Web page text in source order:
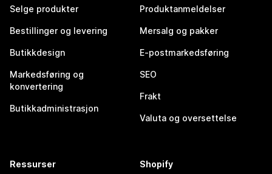
Selge produkter
Bestillinger og levering
Butikkdesign
Markedsføring og
konvertering
Butikkadministrasjon
Produktanmeldelser
Mersalg og pakker
E-postmarkedsføring
SEO
Frakt
Valuta og oversettelse
Ressurser Shopify